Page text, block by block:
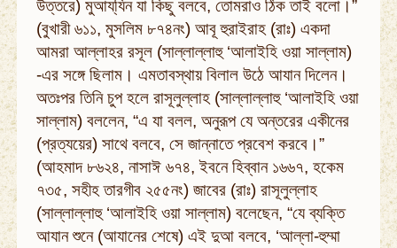
উত্তরে) মুআয্‌যিন যা কিছু বলবে, তোমরাও ঠিক তাই বলো।”
(বুখারী ৬১১, মুসলিম ৮৭৪নং) আবূ হুরাইরাহ (রাঃ) একদা
আমরা আল্লাহর রসূল (সাল্লাল্লাহু ‘আলাইহি ওয়া সাল্লাম)
-এর সঙ্গে ছিলাম। এমতাবস্থায় বিলাল উঠে আযান দিলেন।
অতঃপর তিনি চুপ হলে রাসূলুল্লাহ (সাল্লাল্লাহু ‘আলাইহি ওয়া
সাল্লাম) বললেন, “এ যা বলল, অনুরূপ যে অন্তরের একীনের
(প্রত্যয়ের) সাথে বলবে, সে জান্নাতে প্রবেশ করবে।”
(আহমাদ ৮৬২৪, নাসাঈ ৬৭৪, ইবনে হিব্বান ১৬৬৭, হকেম
৭৩৫, সহীহ তারগীব ২৫৫নং) জাবের (রাঃ) রাসূলুল্লাহ
(সাল্লাল্লাহু ‘আলাইহি ওয়া সাল্লাম) বলেছেন, “যে ব্যক্তি
আযান শুনে (আযানের শেষে) এই দুআ বলবে, ‘আল্লা-হুম্মা